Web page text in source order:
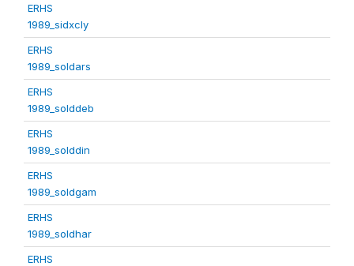
ERHS
1989_sidxcly
ERHS
1989_soldars
ERHS
1989_solddeb
ERHS
1989_solddin
ERHS
1989_soldgam
ERHS
1989_soldhar
ERHS